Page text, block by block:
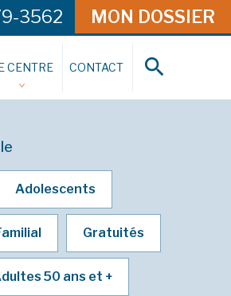
MON DOSSIER
3562
CENTRE CONTACT
Adolescents
Gratuités
50 ans et +